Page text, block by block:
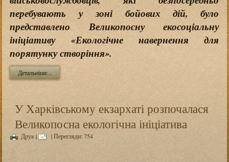
перебувають у зоні бойових дій, було
представлено Великопосну екосоціальну
ініціативу «Екологічне навернення для
порятунку створіння».
Детальніше...
У Харківському екзархаті розпочалася
Великопосна екологічна ініціатива
Друк| | Перегляди: 754